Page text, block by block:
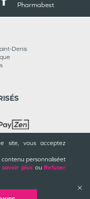
site, vous acceptez
personnaliséet
savoir plusou Refuser
Pharmabest
Denis